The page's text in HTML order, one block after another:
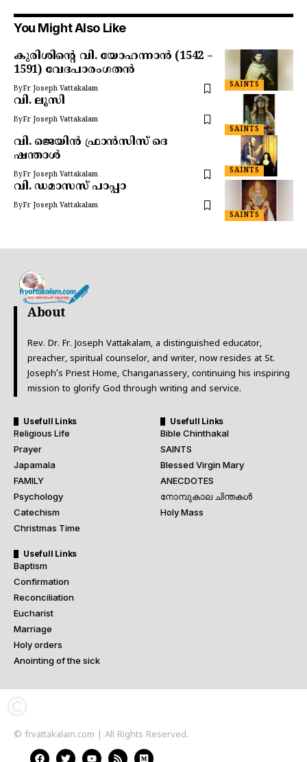
You Might Also Like
SAINTS
കുരിശിന്റെ വി. യോഹന്നാൻ (1542 –
1591) വേദപാരംഗതൻ
ByFr Joseph Vattakalam
SAINTS
വി. ലൂസി
ByFr Joseph Vattakalam
SAINTS
വി. ജെയിൻ ഫ്രാൻസിസ് ദെ
ഷന്താൾ
ByFr Joseph Vattakalam
SAINTS
വി. ഡമാസസ് പാപ്പാ
ByFr Joseph Vattakalam
About
Rev. Dr. Fr. Joseph Vattakalam, a distinguished educator,
preacher, spiritual counselor, and writer, now resides at St.
Joseph’s Priest Home, Changanassery, continuing his inspiring
mission to glorify God through writing and service.
Usefull Links
Religious Life
Prayer
Japamala
FAMILY
Psychology
Catechism
Christmas Time
Usefull Links
Bible Chinthakal
SAINTS
Blessed Virgin Mary
ANECDOTES
നോമ്പുകാല ചിന്തകൾ
Holy Mass
Usefull Links
Baptism
Confirmation
Reconciliation
Eucharist
Marriage
Holy orders
Anointing of the sick
© frvattakalam.com | All Rights Reserved.